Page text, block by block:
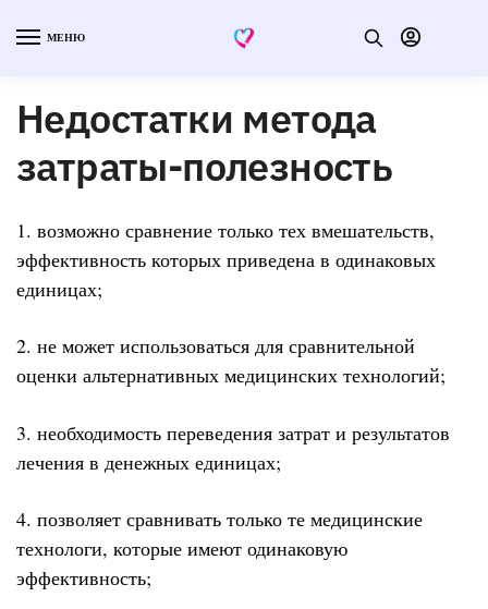
МЕНЮ
Недостатки метода
затраты-полезность
1. возможно сравнение только тех вмешательств,
эффективность которых приведена в одинаковых
единицах;
2. не может использоваться для сравнительной
оценки альтернативных медицинских технологий;
3. необходимость переведения затрат и результатов
лечения в денежных единицах;
4. позволяет сравнивать только те медицинские
технологи, которые имеют одинаковую
эффективность;